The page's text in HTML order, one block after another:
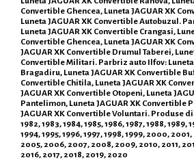
Convertible Ghencea, Luneta JAGUAR XK
Luneta JAGUAR XK Convertible Autobuzul.
Luneta JAGUAR XK Convertible Crangasi,
Convertible Ghencea, Luneta JAGUAR XK
JAGUAR XK Convertible Drumul Taberei,
Convertible Militari. Parbriz auto Ilfov: Luneta
Bragadiru, Luneta JAGUAR XK Convertible
Convertible Chitila, Luneta JAGUAR XK
JAGUAR XK Convertible Otopeni, Luneta
Pantelimon, Luneta JAGUAR XK Convertible
JAGUAR XK Convertible Voluntari. Produse
1982, 1983, 1984, 1985, 1986, 1987, 1988, 1989,
1994, 1995, 1996, 1997, 1998, 1999, 2000,
2005, 2006, 2007, 2008, 2009, 2010, 2011,
2016, 2017, 2018, 2019, 2020